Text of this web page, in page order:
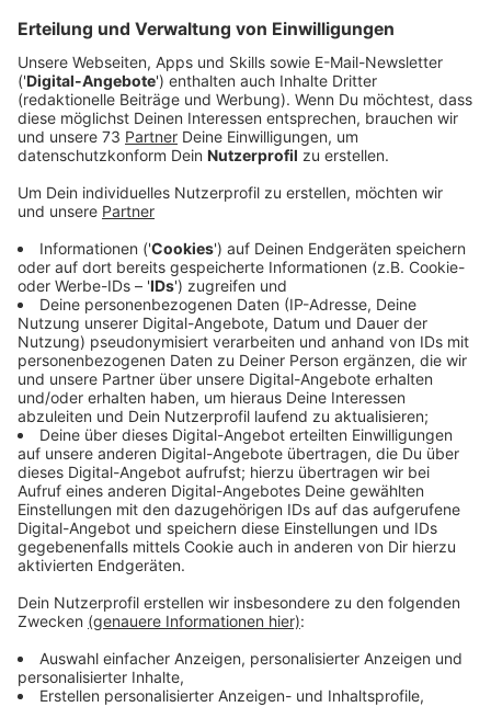
Anzeige
Purple Disco Machine, der Künstlername des
deutschen Disco-House-Produzenten Tino aus
Dresden, ist bekannt für seinen Nu-Disco-Sound und
zahlreiche Remixe für Schwergewichte aus der Club
und Pop Szene. Mit "Hypnotized" läutet er nun eine
neue Ära ein. Mit der Hilfe des britischen Indie-
Newcomers Sophie and the Giants wird die sofort
einnehmende Melodie und die Basslinie, die zum
Synonym für so viele seiner Hits geworden ist, durch
deren Gesang ergänzt.
Anzeige
Mit über 250 Millionen Streams über seine bisherigen
Werke und einer aktuellen Serie von Remixen für Dua
Lipa, Mark Ronson oder Sir Elton John, schafft Purple
Disco Machine mit seinem eigenen Track eine
moderne und anspruchsvolle Sichtweise auf das
Jahrzehnt, das ihn selbst inspiriert hat.
Anzeige